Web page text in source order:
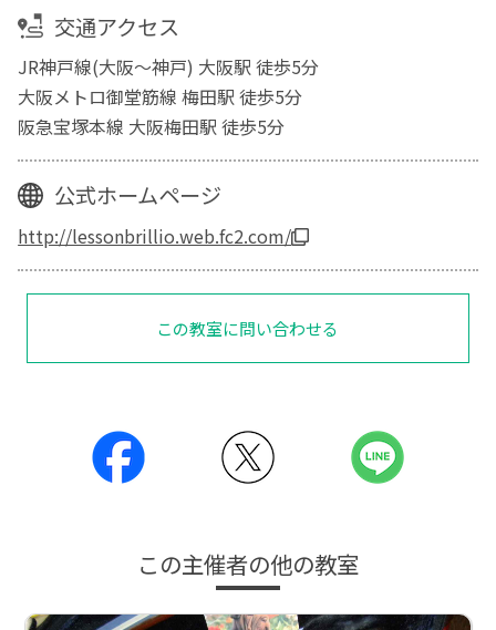
交通アクセス
JR神戸線(大阪～神戸) 大阪駅 徒歩5分
大阪メトロ御堂筋線 梅田駅 徒歩5分
阪急宝塚本線 大阪梅田駅 徒歩5分
公式ホームページ
http://lessonbrillio.web.fc2.com/
この教室に問い合わせる
この主催者の他の教室